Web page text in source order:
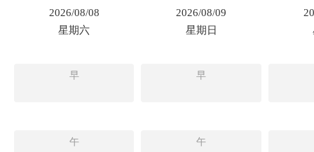
2026/08/08
星期六
2026/08/09
星期日
早 早
午 午